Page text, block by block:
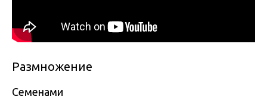
Размножение
Семенами